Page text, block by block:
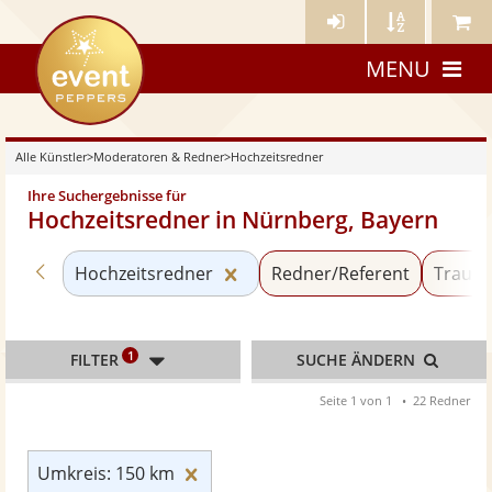
Künstler- Künstler Meine
eventpeppers
MENU
Alle Künstler>Moderatoren & Redner>Hochzeitsredner
Ihre Suchergebnisse für
Hochzeitsredner in Nürnberg, Bayern
Zurück zu «Moderatoren & Redner»
Hochzeitsredner Kategorie
Redner/Referent
Umkreis: 150 km
FILTER 1 SUCHE ÄNDERN
Seite 1 von 1 22 Redner